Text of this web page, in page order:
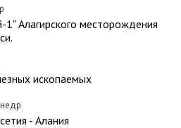
Алагирского месторождения
ископаемых
- Алания